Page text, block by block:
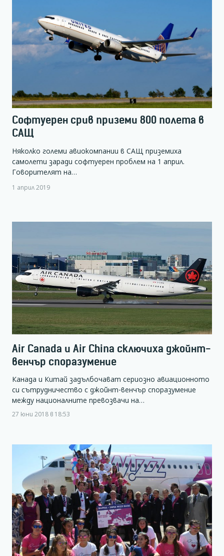
Софтуерен срив приземи 800 полета в
САЩ
Няколко големи авиокомпании в САЩ приземиха
самолети заради софтуерен проблем на 1 април.
Говорителят на…
1 април 2019
Air Canada и Air China сключиха джойнт-
венчър споразумение
Канада и Китай задълбочават сериозно авиационното
си сътрудничество с джойнт-венчър споразумение
между националните превозвачи на…
27 юни 2018 в 18:53